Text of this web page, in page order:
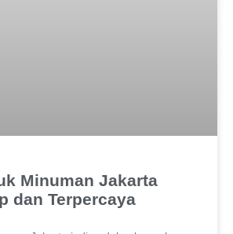
Minuman Jakarta
dan Terpercaya